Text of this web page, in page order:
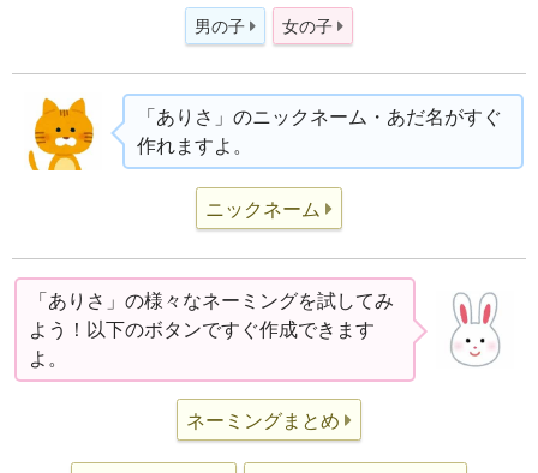
男の子 女の子
「ありさ」のニックネーム・あだ名がすぐ
作れますよ。
ニックネーム
「ありさ」の様々なネーミングを試してみ
よう！以下のボタンですぐ作成できます
よ。
ネーミングまとめ